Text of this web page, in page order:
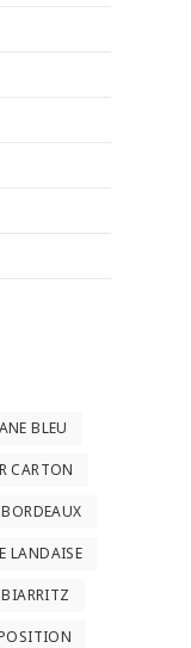
ANE BLEU
CARTON
BORDEAUX
LANDAISE